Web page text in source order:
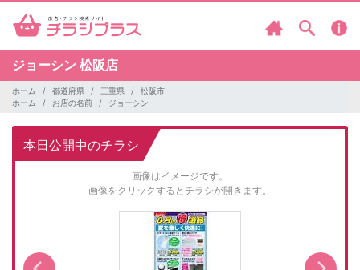
ジョーシン 松阪店
ホーム 都道府県 三重県
松阪市
ホーム
お店の名前 ジョーシン
本日公開中のチラシ
画像はイメージです。
画像をクリックするとチラシが開きます。